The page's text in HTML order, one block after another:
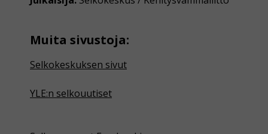
Muita sivustoja:
Selkokeskuksen sivut
YLE:n selkouutiset